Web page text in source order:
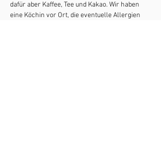
dafür aber Kaffee, Tee und Kakao. Wir haben
eine Köchin vor Ort, die eventuelle Allergien